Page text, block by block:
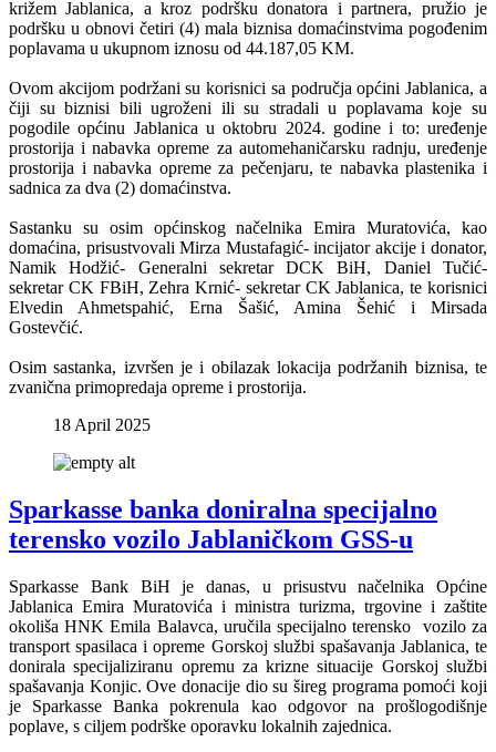
križem Jablanica, a kroz podršku donatora i partnera, pružio je
podršku u obnovi četiri (4) mala biznisa domaćinstvima pogođenim
poplavama u ukupnom iznosu od 44.187,05 KM.
Ovom akcijom podržani su korisnici sa područja općini Jablanica, a
čiji su biznisi bili ugroženi ili su stradali u poplavama koje su
pogodile općinu Jablanica u oktobru 2024. godine i to: uređenje
prostorija i nabavka opreme za automehaničarsku radnju, uređenje
prostorija i nabavka opreme za pečenjaru, te nabavka plastenika i
sadnica za dva (2) domaćinstva.
Sastanku su osim općinskog načelnika Emira Muratovića, kao
domaćina, prisustvovali Mirza Mustafagić- incijator akcije i donator,
Namik Hodžić- Generalni sekretar DCK BiH, Daniel Tučić-
sekretar CK FBiH, Zehra Krnić- sekretar CK Jablanica, te korisnici
Elvedin Ahmetspahić, Erna Šašić, Amina Šehić i Mirsada
Gostevčić.
Osim sastanka, izvršen je i obilazak lokacija podržanih biznisa, te
zvanična primopredaja opreme i prostorija.
18 April 2025
Sparkasse banka doniralna specijalno
terensko vozilo Jablaničkom GSS-u
Sparkasse Bank BiH je danas, u prisustvu načelnika Općine
Jablanica Emira Muratovića i ministra turizma, trgovine i zaštite
okoliša HNK Emila Balavca, uručila specijalno terensko vozilo za
transport spasilaca i opreme Gorskoj službi spašavanja Jablanica, te
donirala specijaliziranu opremu za krizne situacije Gorskoj službi
spašavanja Konjic. Ove donacije dio su šireg programa pomoći koji
je Sparkasse Banka pokrenula kao odgovor na prošlogodišnje
poplave, s ciljem podrške oporavku lokalnih zajednica.